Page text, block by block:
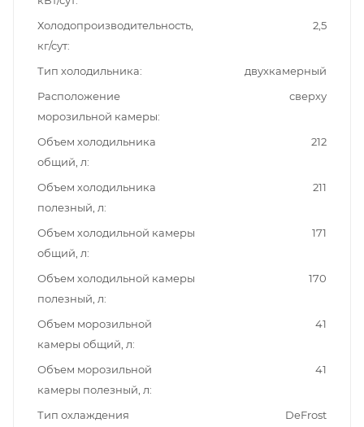
Холодопроизводительность,
кг/сут
2,5
Тип холодильника
двухкамерный
Расположение
морозильной камеры
сверху
Объем холодильника
общий, л
212
Объем холодильника
полезный, л
211
Объем холодильной камеры
общий, л
171
Объем холодильной камеры
полезный, л
170
Объем морозильной
камеры общий, л
41
Объем морозильной
камеры полезный, л
41
Тип охлаждения
DeFrost